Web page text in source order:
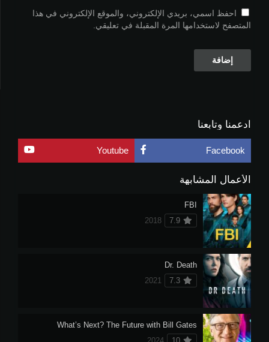
احفظ اسمي، بريدي الإلكتروني، والموقع الإلكتروني في هذا
المتصفح لاستخدامها المرة المقبلة في تعليقي.
ادعمنا وتابعنا
Facebook
Youtube
الأعمال المشابهة
FBI
7.9
2018
Dr. Death
7.3
2021
What’s Next? The Future with Bill Gates